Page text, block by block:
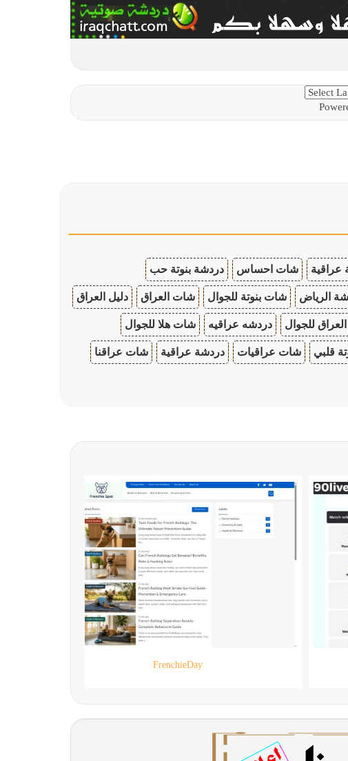
عراقية شات احساس دردشة بنوتة حب
الرياض شات بنوتة للجوال شات العراق دليل العراق
للجوال دردشه عراقيه شات هلا للجوال
قلبي شات عراقيات دردشة عراقية شات عراقنا